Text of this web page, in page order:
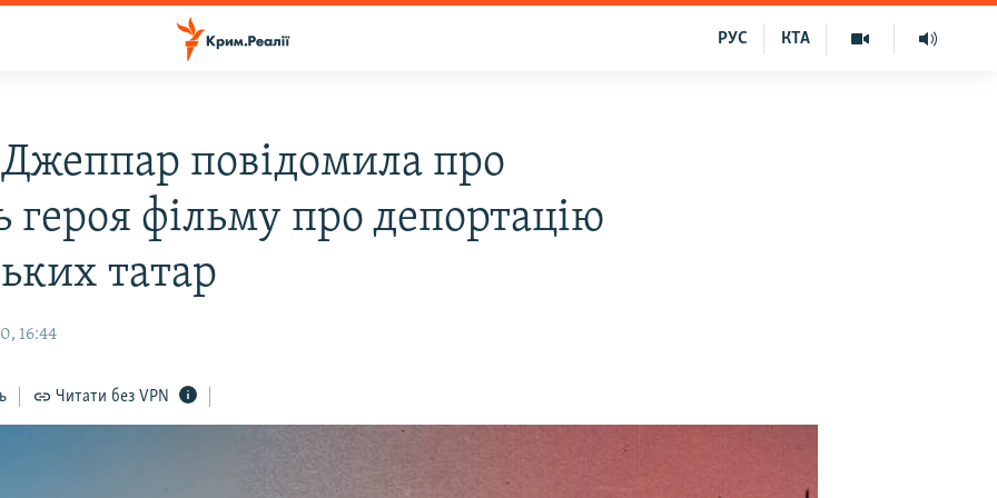
КТА
РУС
повідомила про
героя фільму про депортацію
татар
16:44
Читати без VPN